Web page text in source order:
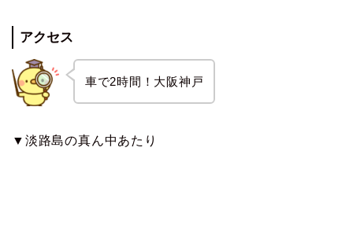
アクセス
車で2時間！大阪神戸
▼淡路島の真ん中あたり